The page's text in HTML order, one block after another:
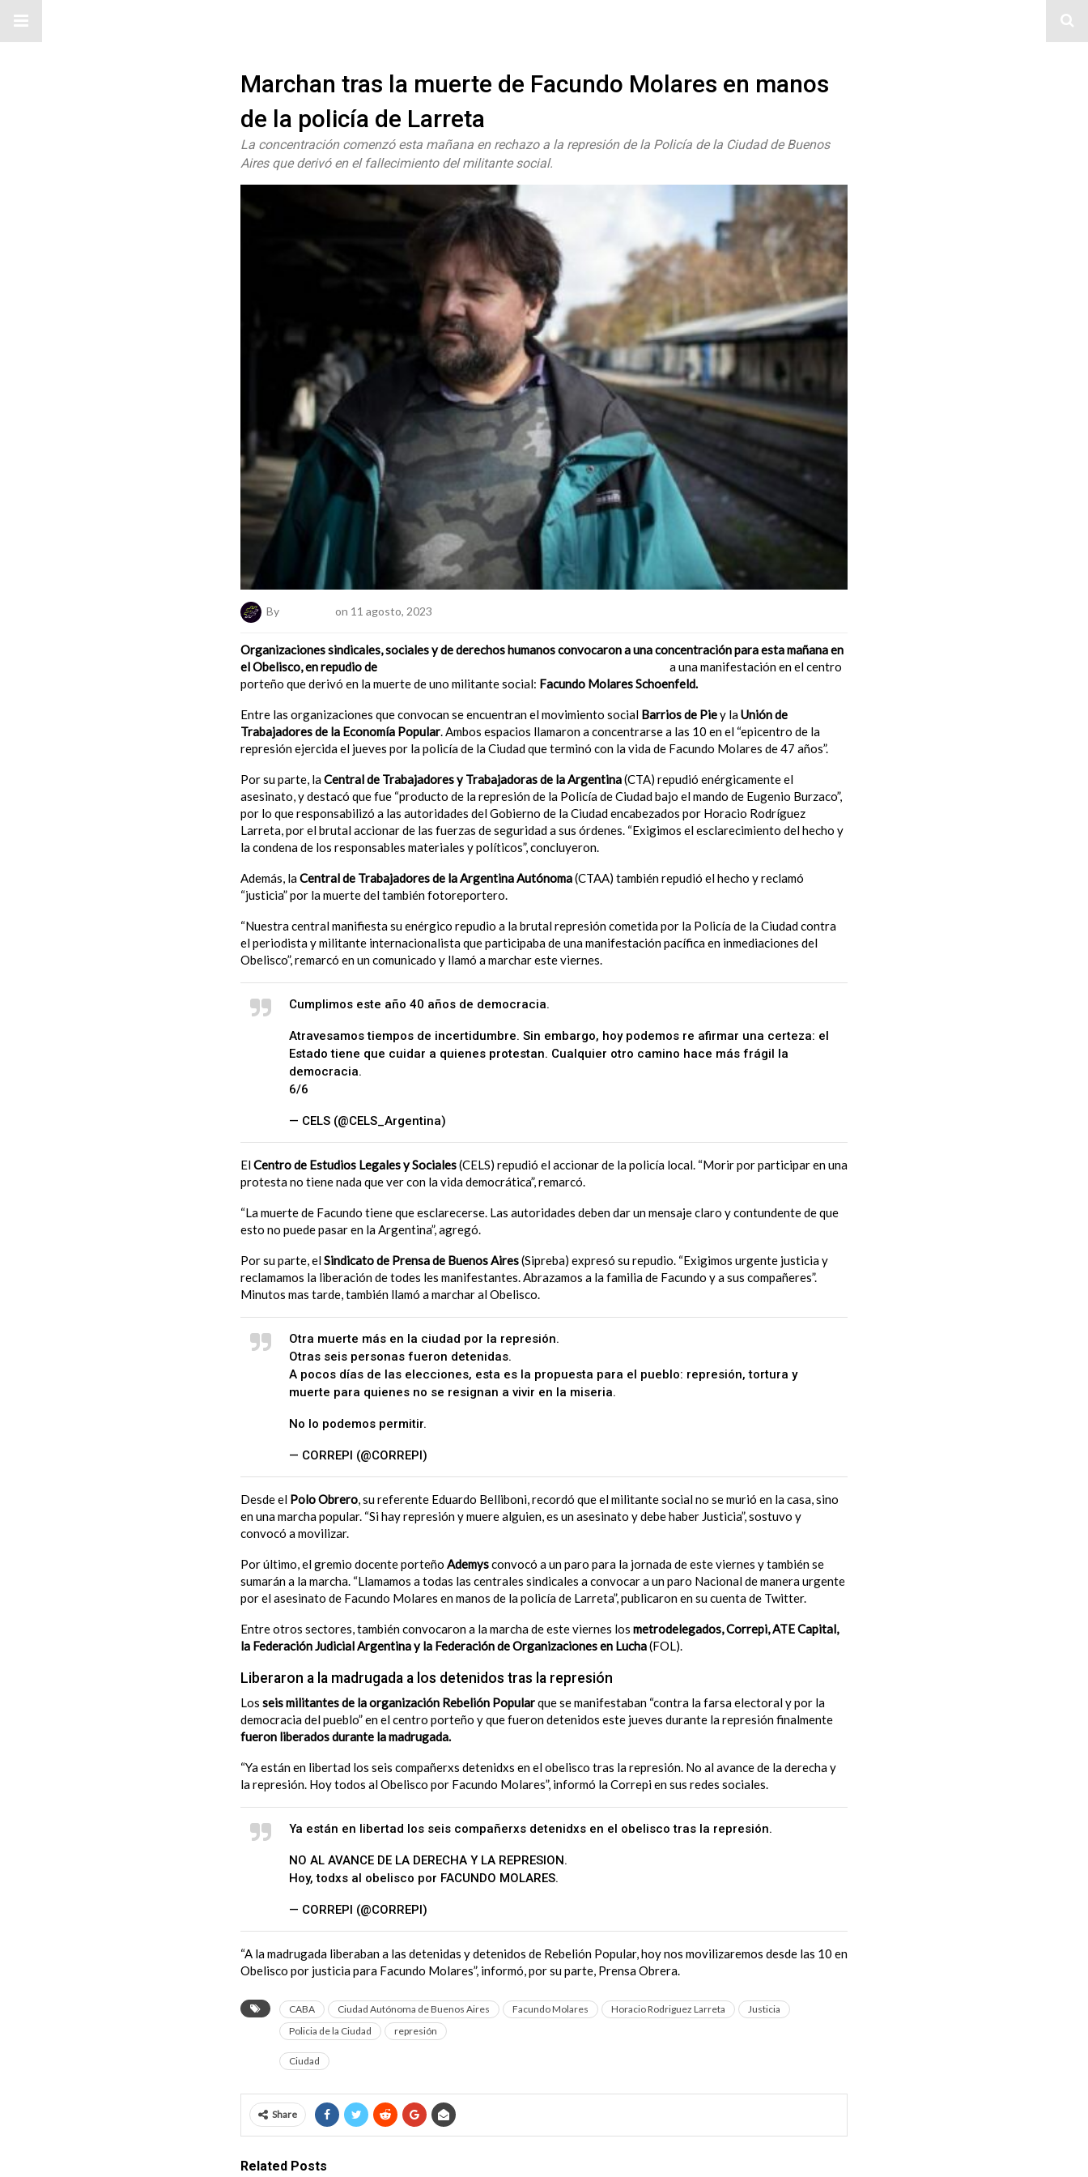
Marchan tras la muerte de Facundo Molares en manos
de la policía de Larreta
La concentración comenzó esta mañana en rechazo a la represión de la Policía de la Ciudad de Buenos
Aires que derivó en el fallecimiento del militante social.
By on 11 agosto, 2023
Organizaciones sindicales, sociales y de derechos humanos convocaron a una concentración para esta mañana en
el Obelisco, en repudio de
a una manifestación en el centro
porteño que derivó en la muerte de uno militante social: Facundo MolaresSchoenfeld.
Entre las organizaciones que convocan se encuentran el movimiento social Barrios de Piey laUnión de
Trabajadores de la Economía Popular. Ambos espacios llamaron a concentrarse a las 10 en el “epicentro de la
represión ejercida el jueves por la policía de la Ciudad que terminó con la vida de Facundo Molares de 47 años”.
Por su parte, laCentral de Trabajadores y Trabajadoras de la Argentina(CTA) repudió enérgicamente el
asesinato, y destacó que fue “producto de la represión de la Policía de Ciudad bajo el mando de Eugenio Burzaco”,
por lo que responsabilizó a las autoridades del Gobierno de la Ciudad encabezados por Horacio Rodríguez
Larreta, por el brutal accionar de las fuerzas de seguridad a sus órdenes. “Exigimos el esclarecimiento del hecho y
la condena de los responsables materiales y políticos”, concluyeron.
Además, laCentral de Trabajadores de la Argentina Autónoma(CTAA) también repudió el hecho y reclamó
“justicia” por la muerte del también fotoreportero.
“Nuestra central manifiesta su enérgico repudio a la brutal represión cometida por la Policía de la Ciudad contra
el periodista y militante internacionalista que participaba de una manifestación pacífica en inmediaciones del
Obelisco”, remarcó en un comunicado y llamó a marchar este viernes.
Cumplimos este año 40 años de democracia.
Atravesamos tiempos de incertidumbre. Sin embargo, hoy podemos re afirmar una certeza: el
Estado tiene que cuidar a quienes protestan. Cualquier otro camino hace más frágil la
democracia.
6/6
— CELS (@CELS_Argentina)
ElCentro de Estudios Legales y Sociales(CELS) repudió el accionar de la policía local. “Morir por participar en una
protesta no tiene nada que ver con la vida democrática”, remarcó.
“La muerte de Facundo tiene que esclarecerse. Las autoridades deben dar un mensaje claro y contundente de que
esto no puede pasar en la Argentina”, agregó.
Por su parte, elSindicato de Prensa de Buenos Aires(Sipreba) expresó su repudio. “Exigimos urgente justicia y
reclamamos la liberación de todes les manifestantes. Abrazamos a la familia de Facundo y a sus compañeres”.
Minutos mas tarde, también llamó a marchar al Obelisco.
Otra muerte más en la ciudad por la represión.
Otras seis personas fueron detenidas.
A pocos días de las elecciones, esta es la propuesta para el pueblo: represión, tortura y
muerte para quienes no se resignan a vivir en la miseria.
No lo podemos permitir.
— CORREPI (@CORREPI)
Desde el Polo Obrero, su referente Eduardo Belliboni, recordó que el militante social no se murió en la casa, sino
en una marcha popular. “Si hay represión y muere alguien, es un asesinato y debe haber Justicia”, sostuvo y
convocó a movilizar.
Por último, el gremio docente porteño Ademysconvocó a un paro para la jornada de este viernes y también se
sumarán a la marcha. “Llamamos a todas las centrales sindicales a convocar a un paro Nacional de manera urgente
por el asesinato de Facundo Molares en manos de la policía de Larreta”, publicaron en su cuenta de Twitter.
Entre otros sectores, también convocaron a la marcha de este viernes los metrodelegados, Correpi, ATE Capital,
la Federación Judicial Argentina y la Federación de Organizaciones en Lucha(FOL).
Liberaron a la madrugada a los detenidos tras la represión
Los seis militantes de la organización Rebelión Popularque se manifestaban “contra la farsa electoral y por la
democracia del pueblo” en el centro porteño y que fueron detenidos este jueves durante la represión finalmente
fueron liberados durante la madrugada.
“Ya están en libertad los seis compañerxs detenidxs en el obelisco tras la represión. No al avance de la derecha y
la represión. Hoy todos al Obelisco por Facundo Molares”, informó la Correpi en sus redes sociales.
Ya están en libertad los seis compañerxs detenidxs en el obelisco tras la represión.
NO AL AVANCE DE LA DERECHA Y LA REPRESION.
Hoy, todxs al obelisco por FACUNDO MOLARES.
— CORREPI (@CORREPI)
“A la madrugada liberaban a las detenidas y detenidos de Rebelión Popular, hoy nos movilizaremos desde las 10 en
Obelisco por justicia para Facundo Molares”, informó, por su parte, Prensa Obrera.
CABA Ciudad Autónoma de Buenos Aires Facundo Molares Horacio Rodriguez Larreta
Justicia
Policia de la Ciudad
represión
Ciudad
Share
Related Posts